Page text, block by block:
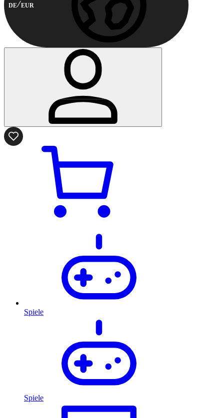
DE EUR
Spiele
Spiele